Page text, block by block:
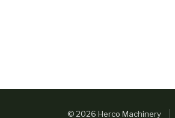
© 2026 Herco Machinery